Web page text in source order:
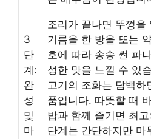
3
단
계:
완
성
및
마
조리가 끝나면 뚜껑을
기름을 한 방울 또는
호에 따라 송송 썬 파
성한 맛을 느낄 수 있
고기의 조화는 담백하
품입니다. 따뜻할 때
밥과 함께 즐기면 최
단계는 간단하지만 마